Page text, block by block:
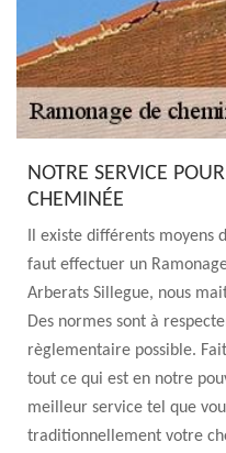
NOTRE SERVICE
CHEMINÉE
Il existe différents moyens
faut effectuer un
Arberats Sillegue, nous
Des normes sont à
règlementaire possible.
tout ce qui est en notre
meilleur service tel que
traditionnellement votre